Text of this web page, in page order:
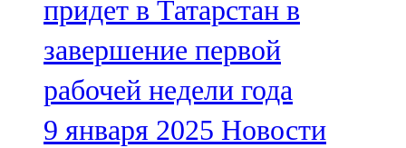
придет в Татарстан в
завершение первой
рабочей недели года
9 января 2025 Новости